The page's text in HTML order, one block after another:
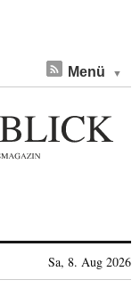
Menü
Sa, 8. Aug 2026